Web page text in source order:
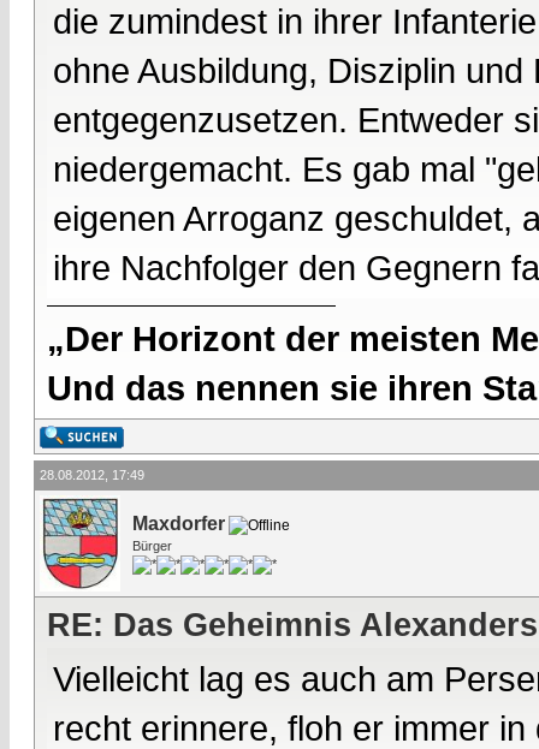
die zumindest in ihrer
ohne Ausbildung, Disziplin
entgegenzusetzen. Entweder
niedergemacht. Es gab mal
eigenen Arroganz geschuldet,
ihre Nachfolger den Gegnern
„Der Horizont der meisten
Und das nennen sie ihren
28.08.2012, 17:49
Maxdorfer
Bürger
RE: Das Geheimnis Alexanders
Vielleicht lag es auch am
recht erinnere, floh er immer